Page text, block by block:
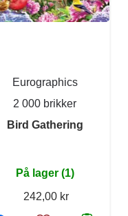
Eurographics
2 000 brikker
Bird Gathering
På lager (1)
242,00 kr